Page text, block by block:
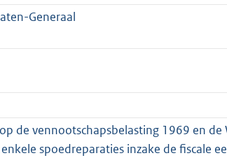
Generaal
de vennootschapsbelasting 1969 en
spoedreparaties inzake de fiscale